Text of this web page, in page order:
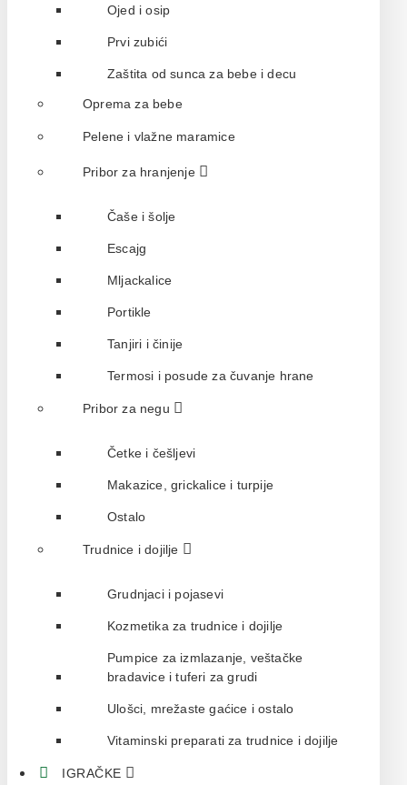
Ojed i osip
Prvi zubići
Zaštita od sunca za bebe i decu
Oprema za bebe
Pelene i vlažne maramice
Pribor za hranjenje
Čaše i šolje
Escajg
Mljackalice
Portikle
Tanjiri i činije
Termosi i posude za čuvanje hrane
Pribor za negu
Četke i češljevi
Makazice, grickalice i turpije
Ostalo
Trudnice i dojilje
Grudnjaci i pojasevi
Kozmetika za trudnice i dojilje
Pumpice za izmlazanje, veštačke
bradavice i tuferi za grudi
Ulošci, mrežaste gaćice i ostalo
Vitaminski preparati za trudnice i dojilje
IGRAČKE